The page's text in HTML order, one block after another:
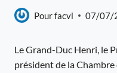
Pourfacvl 07/07/
Le Grand-Duc Henri, le
président de la